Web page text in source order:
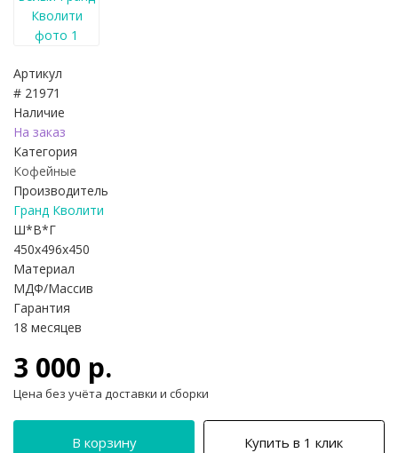
Артикул
# 21971
Наличие
На заказ
Категория
Кофейные
Производитель
Гранд Кволити
Ш*В*Г
450x496x450
Материал
МДФ/Массив
Гарантия
18 месяцев
3 000 р.
Цена без учёта доставки и сборки
В корзину Купить в 1 клик